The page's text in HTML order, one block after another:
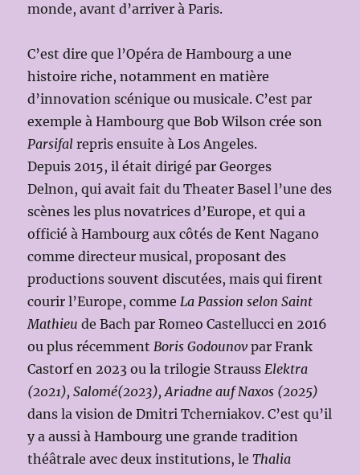
monde, avant d’arriver à Paris.
C’est dire que l’Opéra de Hambourg a une
histoire riche, notamment en matière
d’innovation scénique ou musicale. C’est par
exemple à Hambourg que Bob Wilson crée son
Parsifal repris ensuite à Los Angeles.
Depuis 2015, il était dirigé par Georges
Delnon, qui avait fait du Theater Basel l’une des
scènes les plus novatrices d’Europe, et qui a
officié à Hambourg aux côtés de Kent Nagano
comme directeur musical, proposant des
productions souvent discutées, mais qui firent
courir l’Europe, commeLa Passion selon Saint
Mathieu de Bach par Romeo Castellucci en 2016
ou plus récemmentBoris Godounov par Frank
Castorf en 2023 ou la trilogie StraussElektra
(2021), Salomé(2023), Ariadne auf Naxos (2025)
dans la vision de Dmitri Tcherniakov. C’est qu’il
y a aussi à Hambourg une grande tradition
théâtrale avec deux institutions, leThalia